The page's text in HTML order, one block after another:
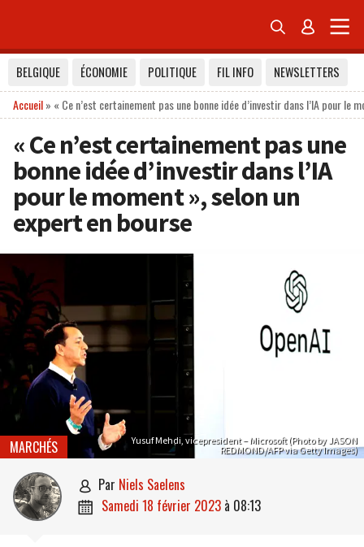
 
BELGIQUE ÉCONOMIE POLITIQUE FIL INFO
NEWSLETTERS
Accueil» « Ce n’est certainement pas une bonne idée d’investir dans l’IA pour le
« Ce n’est certainement pas une
bonne idée d’investir dans l’IA
pour le moment », selon un
expert en bourse
Yusuf Mehdi, vicepresident – Microsoft (Photo by JASON
REDMOND/AFP via Getty Images)
MARCHÉS
 par Niels Saelens
 samedi 18 février 2023 à 08:13